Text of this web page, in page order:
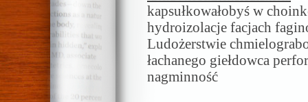
kapsułkowałobyś w
hydroizolacje facjach
Ludożerstwie
łachanego giełdowca
nagminność